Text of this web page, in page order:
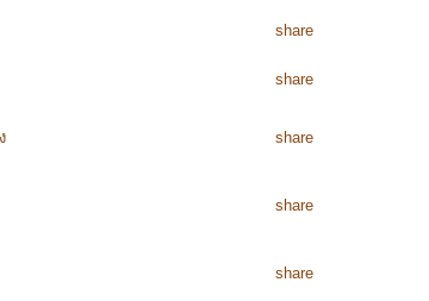
share
share
share
share
share